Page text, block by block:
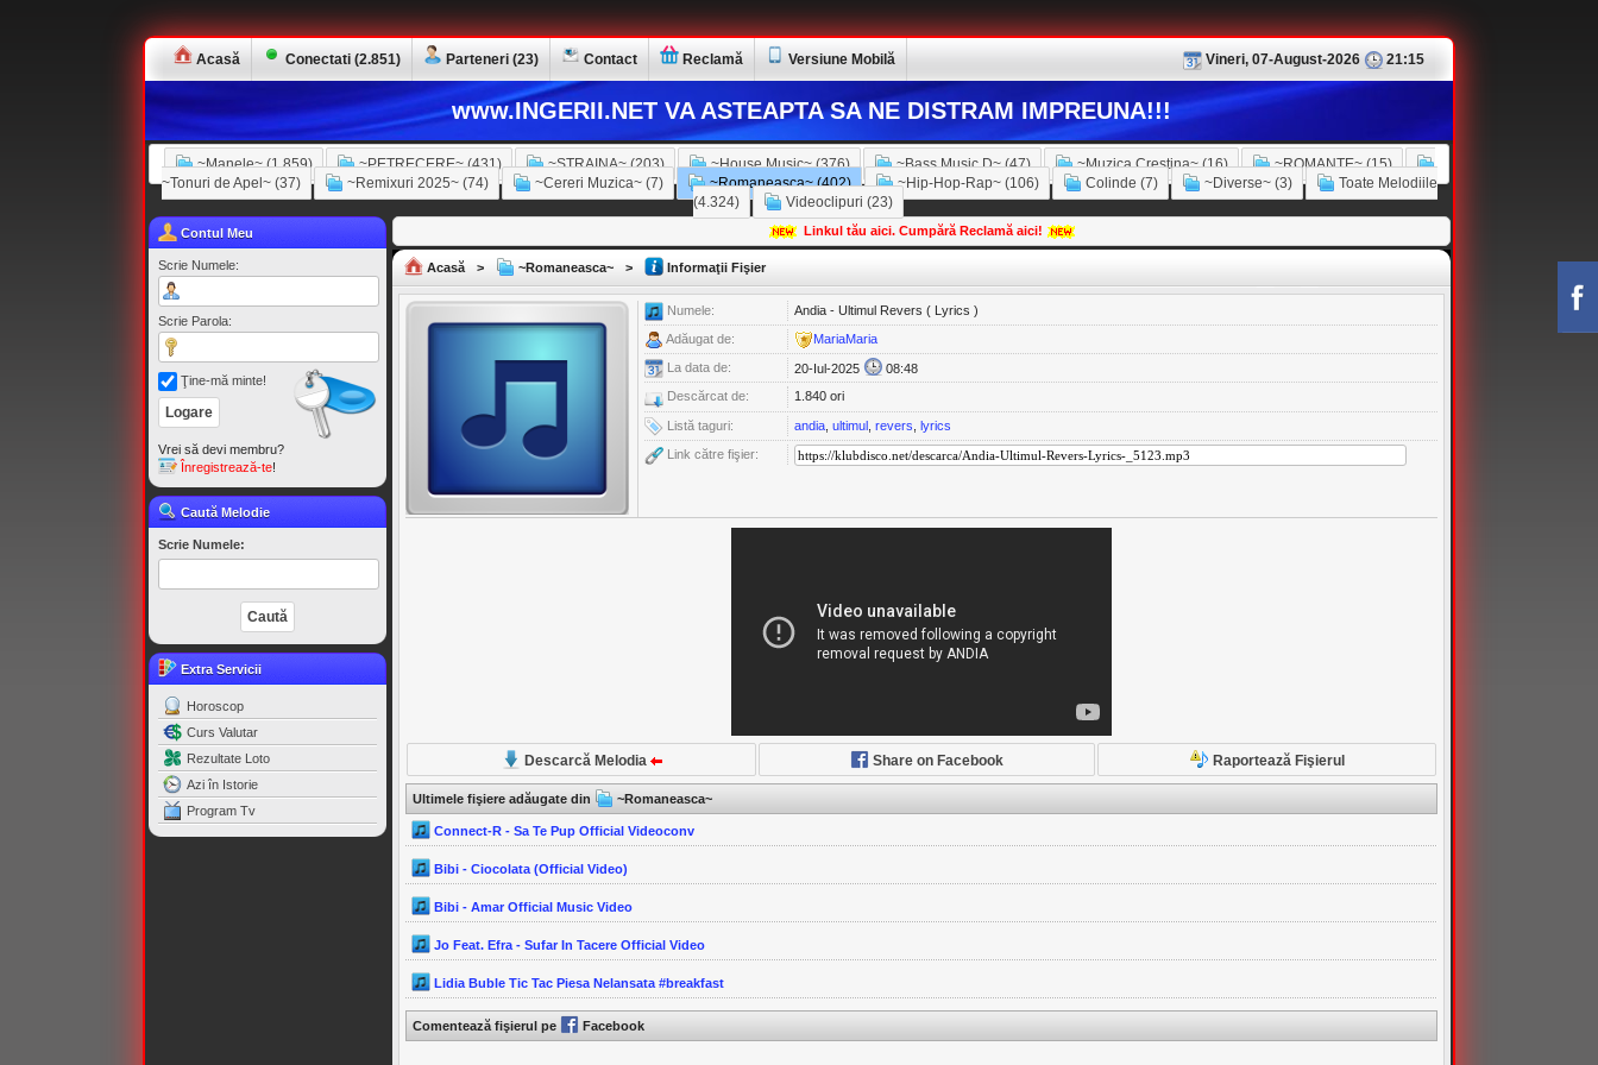
Acasă Conectati (2.851) Parteneri (23) Contact Reclamă Versiune Mobilă Vineri, 07-August-2026 21:15
www.INGERII.NET VA ASTEAPTA SA NE DISTRAM IMPREUNA!!!
~Manele~ (1.859) ~PETRECERE~ (431) ~STRAINA~ (203) ~House Music~ (376) ~Bass Music D~ (47) ~Muzica Crestina~ (16)
~ROMANTE~ (15)
~Tonuri de Apel~ (37)
~Remixuri 2025~ (74) ~Cereri Muzica~ (7) ~Romaneasca~ (402) ~Hip-Hop-Rap~ (106) Colinde (7) ~Diverse~ (3)
Toate Melodiile
(4.324)
Videoclipuri (23)
Contul Meu
Scrie Numele:
Scrie Parola:
Ţine-mă minte!
Vrei să devi membru?
Înregistrează-te!
Caută Melodie
Scrie Numele:
Extra Servicii
Horoscop
Curs Valutar
Rezultate Loto
Azi în Istorie
Program Tv
Linkul tău aici. Cumpără Reclamă aici!
Acasă > ~Romaneasca~ > Informaţii Fişier
Numele: Andia - Ultimul Revers ( Lyrics )
Adăugat de: MariaMaria
La data de: 20-Iul-2025
08:48
Descărcat de:
1.840 ori
Listă taguri: andia ultimul revers lyrics
Link către fişier:
Descarcă Melodia Share on Facebook Raportează Fişierul
Ultimele fişiere adăugate din ~Romaneasca~
Connect-R - Sa Te Pup Official Videoconv
Bibi - Ciocolata (Official Video)
Bibi - Amar Official Music Video
Jo Feat. Efra - Sufar In Tacere Official Video
Lidia Buble Tic Tac Piesa Nelansata #breakfast
Comentează fişierul pe Facebook